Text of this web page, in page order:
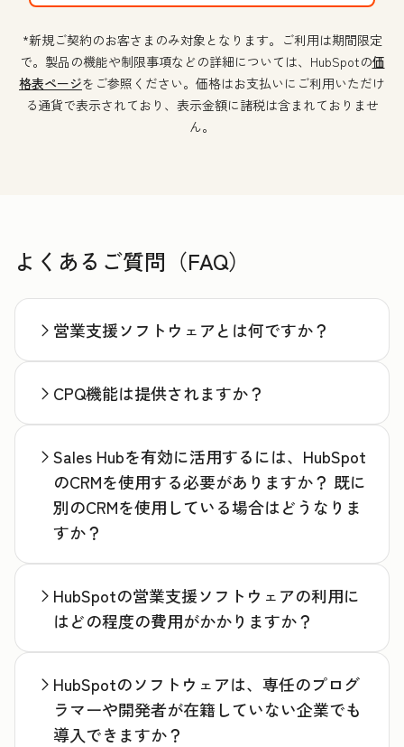
*新規ご契約のお客さまのみ対象となります。ご利用は期間限定
で。製品の機能や制限事項などの詳細については、HubSpotの価
格表ページをご参照ください。価格はお支払いにご利用いただけ
る通貨で表示されており、表示金額に諸税は含まれておりませ
ん。
よくあるご質問（FAQ）
営業支援ソフトウェアとは何ですか？
CPQ機能は提供されますか？
Sales Hubを有効に活用するには、HubSpot
のCRMを使用する必要がありますか？ 既に
別のCRMを使用している場合はどうなりま
すか？
HubSpotの営業支援ソフトウェアの利用に
はどの程度の費用がかかりますか？
HubSpotのソフトウェアは、専任のプログ
ラマーや開発者が在籍していない企業でも
導入できますか？